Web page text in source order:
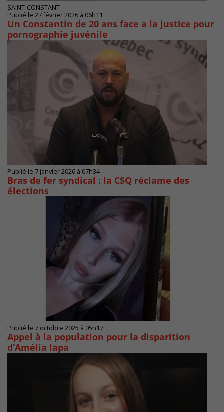
SAINT-CONSTANT
Publié le 27 février 2026 à 06h11
Un Constantin de 20 ans face a la justice pour
pornographie juvénile
Publié le 7 janvier 2026 à 07h34
Bras de fer syndical : la CSQ réclame des
élections
Publié le 7 octobre 2025 à 05h17
Appel à la population pour la disparition
d’Amélia lapa